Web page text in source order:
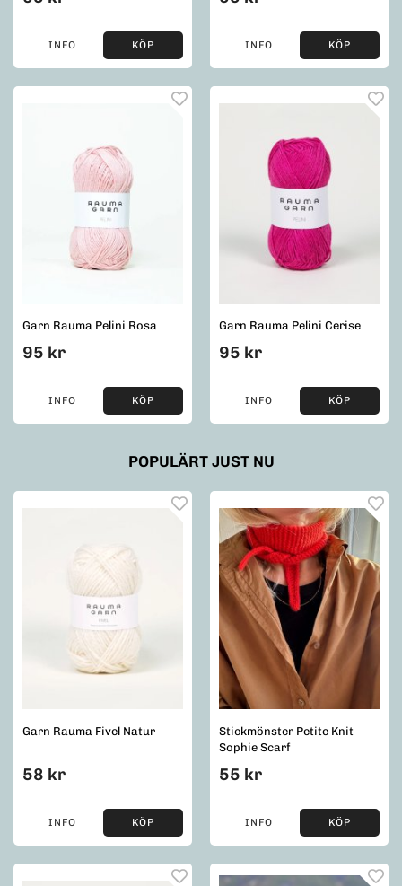
INFO KÖP INFO KÖP
Garn Rauma Pelini Rosa
95 kr
INFO KÖP
Garn Rauma Pelini Cerise
95 kr
INFO KÖP
POPULÄRT JUST NU
Garn Rauma Fivel Natur
58 kr
INFO KÖP
Stickmönster Petite Knit
Sophie Scarf
55 kr
INFO KÖP